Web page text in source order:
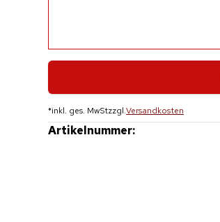
*inkl. ges. MwStzzgl.Versandkosten
Artikelnummer: